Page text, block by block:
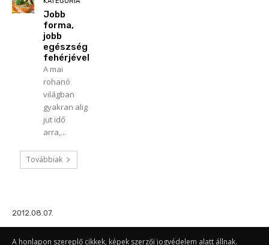
Jobb
forma,
jobb
egészség
fehérjével
A mai
rohanó
világban
gyakran alig
jut idő
arra,...
Továbbiak
2012.08.07.
A honlapon szereplő cikkek, képek szerzői jogvédelem alatt állnak.